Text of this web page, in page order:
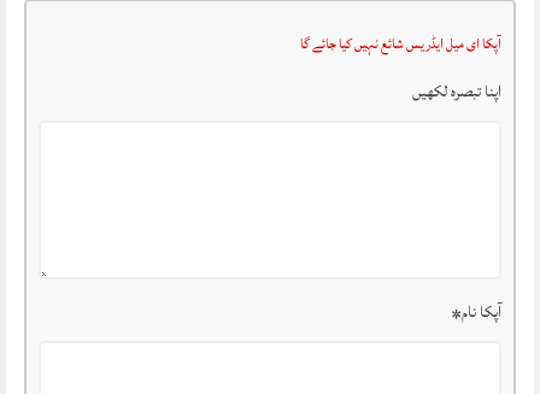
آپکا ای میل ایڈریس شائع نہیں کیا جائے گا
اپنا تبصرہ لکھیں
آپکا نام*